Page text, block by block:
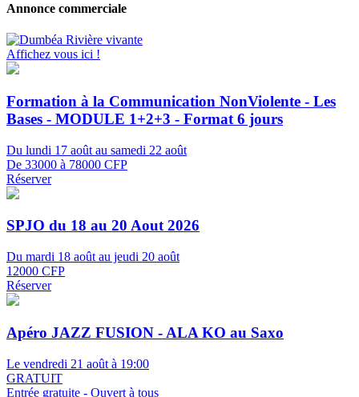
Annonce commerciale
Affichez vous ici !
Formation à la Communication NonViolente - Les
Bases - MODULE 1+2+3 - Format 6 jours
Du lundi 17 août au samedi 22 août
De 33000 à 78000 CFP
Réserver
SPJO du 18 au 20 Aout 2026
Du mardi 18 août au jeudi 20 août
12000 CFP
Réserver
Apéro JAZZ FUSION - ALA KO au Saxo
Le vendredi 21 août à 19:00
GRATUIT
Entrée gratuite - Ouvert à tous